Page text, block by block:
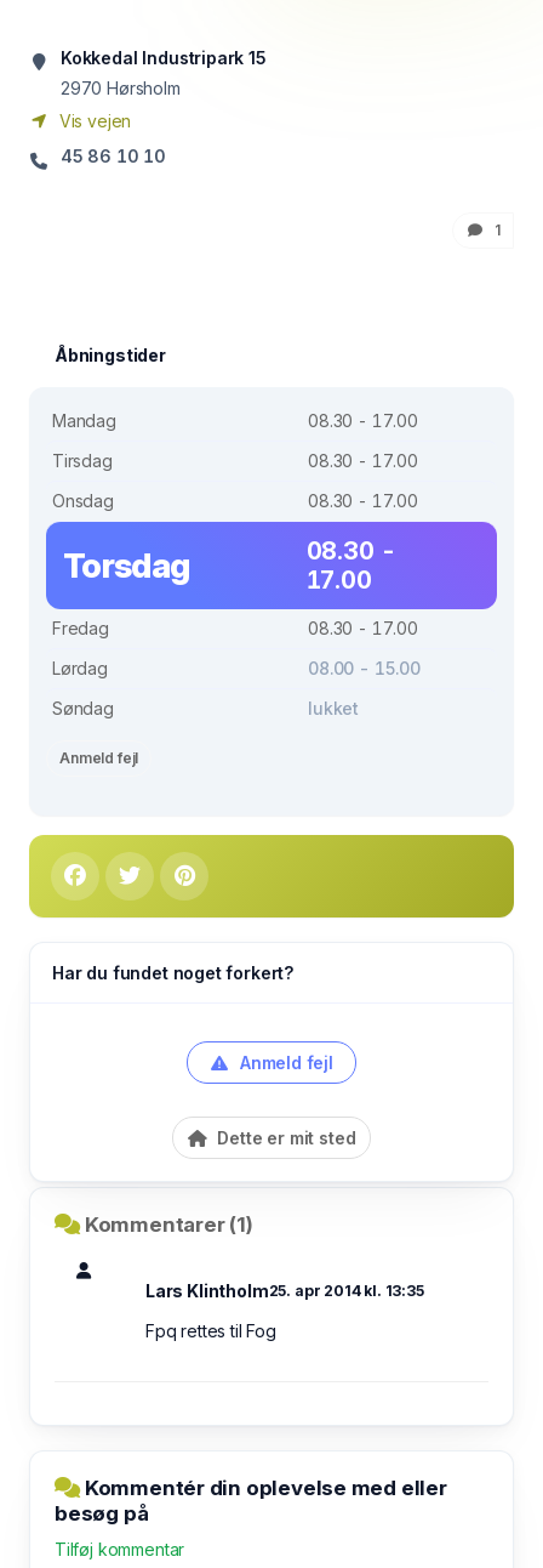
Kokkedal Industripark 15
2970 Hørsholm
Vis vejen
45 86 10 10
1
Åbningstider
Mandag
08.30 - 17.00
Tirsdag
08.30 - 17.00
Onsdag
08.30 - 17.00
Torsdag
08.30 -
17.00
Fredag
08.30 - 17.00
Lørdag
08.00 - 15.00
Søndag
lukket
Anmeld fejl
Har du fundet noget forkert?
Anmeld fejl
Dette er mit sted
Kommentarer (1)
Lars Klintholm25. apr 2014 kl. 13:35
Fpq rettes til Fog
Kommentér din oplevelse med eller
besøg på
Tilføj kommentar